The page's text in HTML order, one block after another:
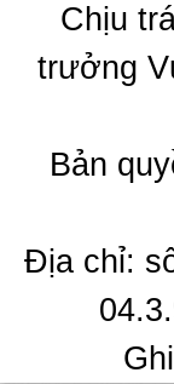
Chịu
trưởng
Bản
Địa chỉ: